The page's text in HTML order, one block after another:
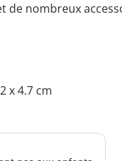
de nombreux
x 4.7 cm